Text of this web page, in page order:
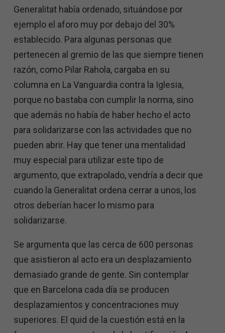
Generalitat había ordenado, situándose por
ejemplo el aforo muy por debajo del 30%
establecido. Para algunas personas que
pertenecen al gremio de las que siempre tienen
razón, como Pilar Rahola, cargaba en su
columna en La Vanguardia contra la Iglesia,
porque no bastaba con cumplir la norma, sino
que además no había de haber hecho el acto
para solidarizarse con las actividades que no
pueden abrir. Hay que tener una mentalidad
muy especial para utilizar este tipo de
argumento, que extrapolado, vendría a decir que
cuando la Generalitat ordena cerrar a unos, los
otros deberían hacer lo mismo para
solidarizarse.
Se argumenta que las cerca de 600 personas
que asistieron al acto era un desplazamiento
demasiado grande de gente. Sin contemplar
que en Barcelona cada día se producen
desplazamientos y concentraciones muy
superiores. El quid de la cuestión está en la